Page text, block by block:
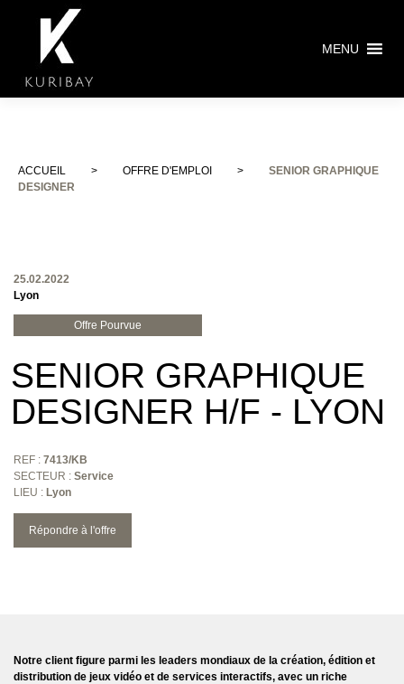
MENU
ACCUEIL > OFFRE D'EMPLOI >
SENIOR GRAPHIQUE
DESIGNER
25.02.2022
Lyon
Offre Pourvue
SENIOR GRAPHIQUE
DESIGNER H/F - LYON
REF : 7413/KB
SECTEUR : Service
LIEU : Lyon
Répondre à l'offre
Notre client figure parmi les leaders mondiaux de la création, édition et
distribution de jeux vidéo et de services interactifs, avec un riche